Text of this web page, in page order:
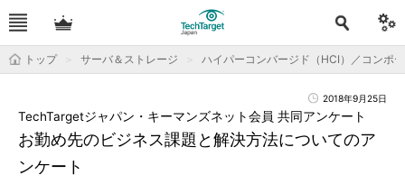
トップ サーバ＆ストレージ ハイパーコンバージド（HCI）／コンポ
2018年9月25日
お勤め先のビジネス課題と解決方法についてのア
ンケート
TechTargetジャパン・キーマンズネット会員 共同アンケート